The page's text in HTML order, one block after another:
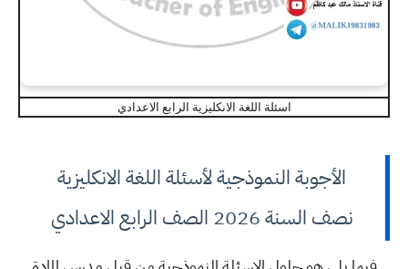
اسئلة اللغة الانكليزية الرابع الاعدادي
الأجوبة النموذجية لأسئلة اللغة الانكليزية
نصف السنة 2026 الصف الرابع الاعدادي